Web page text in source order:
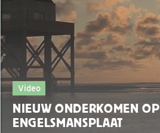
Video
NIEUW ONDERKOMEN OP
ENGELSMANSPLAAT